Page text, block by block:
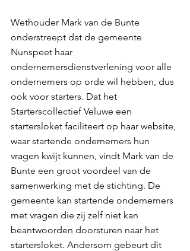
Wethouder Mark van de Bunte
onderstreept dat de gemeente
Nunspeet haar
ondernemersdienstverlening voor alle
ondernemers op orde wil hebben, dus
ook voor starters. Dat het
Starterscollectief Veluwe een
startersloket faciliteert op haar website,
waar startende ondernemers hun
vragen kwijt kunnen, vindt Mark van de
Bunte een groot voordeel van de
samenwerking met de stichting. De
gemeente kan startende ondernemers
met vragen die zij zelf niet kan
beantwoorden doorsturen naar het
startersloket. Andersom gebeurt dit